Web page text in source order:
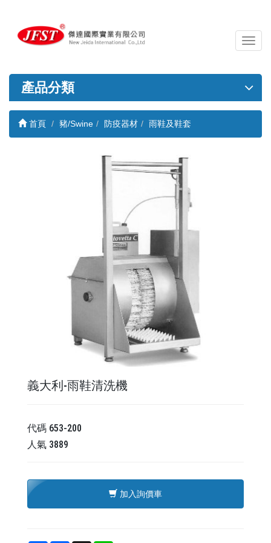
導
覽
關
產品分類
首頁 豬/Swine 防疫器材 雨鞋及鞋套
義大利-雨鞋清洗機
代碼 653-200
人氣 3889
加入詢價車